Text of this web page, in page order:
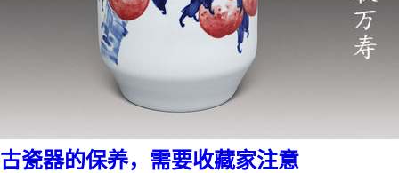
古瓷器的保养，需要收藏家注意